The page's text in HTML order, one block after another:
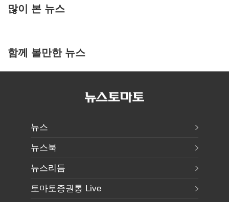
많이 본 뉴스
함께 볼만한 뉴스
뉴스
뉴스북
뉴스리듬
토마토증권통 Live